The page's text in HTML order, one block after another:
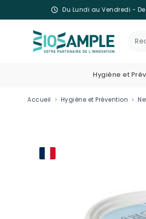
Du Lundi au Vendredi -
Hygiène et
Accueil Hygiène et Prévention